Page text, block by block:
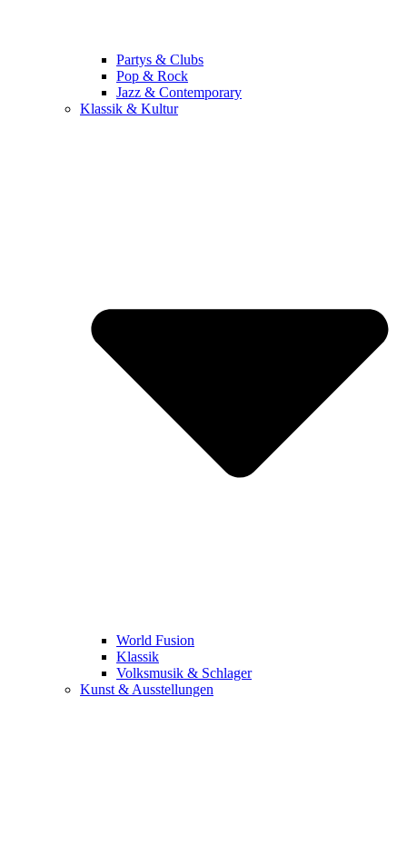
Partys & Clubs
Pop & Rock
Jazz & Contemporary
Klassik & Kultur
World Fusion
Klassik
Volksmusik & Schlager
Kunst & Ausstellungen